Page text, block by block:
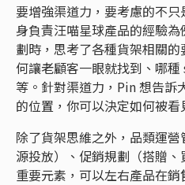
要增強渠道力，要考慮的不
身負責汪喵星球產品的經驗
劃時，思考了各種貨架相關
何讓老顧客一眼就找到、哪
等。針對渠道力，Pin 想告訴
的位置，你可以決定如何被看
除了貨架思維之外，品類運
源投放）、促銷規劃（搭贈
重要元素，可以左右產品在銷